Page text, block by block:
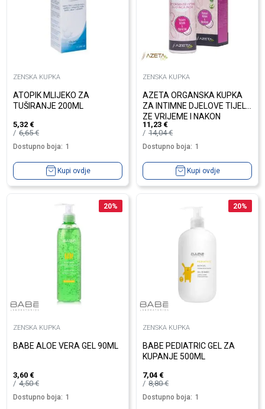
ZENSKA KUPKA
ATOPIK MLIJEKO ZA
TUŠIRANJE 200ML
5,32 €
6,65€
Dostupno boja: 1
Kupi ovdje
ZENSKA KUPKA
AZETA ORGANSKA KUPKA
ZA INTIMNE DJELOVE TIJELA
ZE VRIJEME I NAKON
11,23 €
14,04€
Dostupno boja: 1
Kupi ovdje
20%
ZENSKA KUPKA
BABE ALOE VERA GEL 90ML
3,60 €
4,50€
Dostupno boja: 1
20%
ZENSKA KUPKA
BABE PEDIATRIC GEL ZA
KUPANJE 500ML
7,04 €
8,80€
Dostupno boja: 1